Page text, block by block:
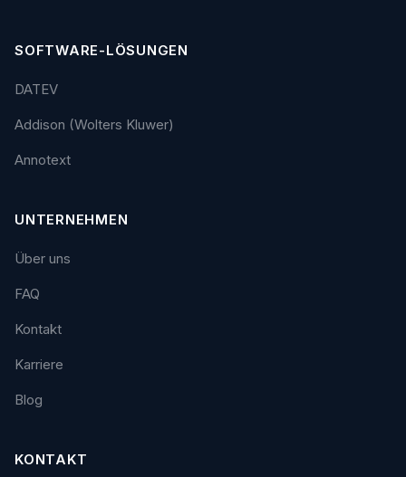
SOFTWARE-LÖSUNGEN
DATEV
Addison (Wolters Kluwer)
Annotext
UNTERNEHMEN
Über uns
FAQ
Kontakt
Karriere
Blog
KONTAKT